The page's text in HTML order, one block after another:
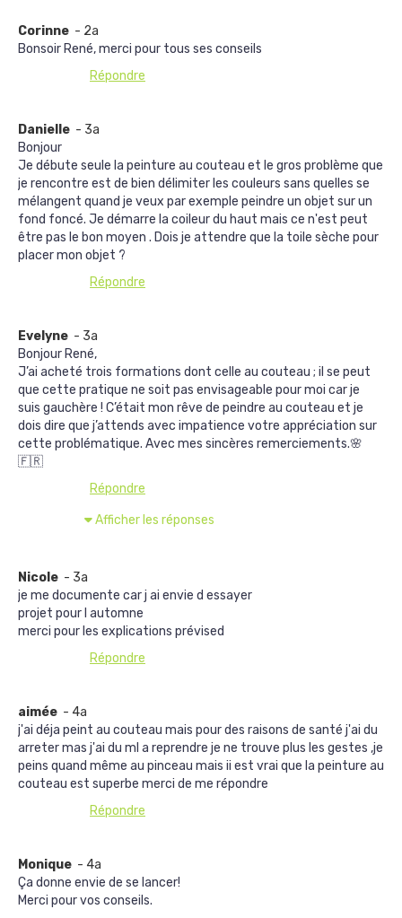
Corinne - 2a
Bonsoir René, merci pour tous ses conseils
Répondre
Danielle - 3a
Bonjour
Je débute seule la peinture au couteau et le gros problème que
je rencontre est de bien délimiter les couleurs sans quelles se
mélangent quand je veux par exemple peindre un objet sur un
fond foncé. Je démarre la coileur du haut mais ce n'est peut
être pas le bon moyen . Dois je attendre que la toile sèche pour
placer mon objet ?
Répondre
Evelyne - 3a
Bonjour René,
J’ai acheté trois formations dont celle au couteau ; il se peut
que cette pratique ne soit pas envisageable pour moi car je
suis gauchère ! C’était mon rêve de peindre au couteau et je
dois dire que j’attends avec impatience votre appréciation sur
cette problématique. Avec mes sincères remerciements.🌸
🇫🇷
Répondre
Afficher les réponses
Nicole - 3a
je me documente car j ai envie d essayer
projet pour l automne
merci pour les explications prévised
Répondre
aimée - 4a
j'ai déja peint au couteau mais pour des raisons de santé j'ai du
arreter mas j'ai du ml a reprendre je ne trouve plus les gestes ,je
peins quand même au pinceau mais ii est vrai que la peinture au
couteau est superbe merci de me répondre
Répondre
Monique - 4a
Ça donne envie de se lancer!
Merci pour vos conseils.